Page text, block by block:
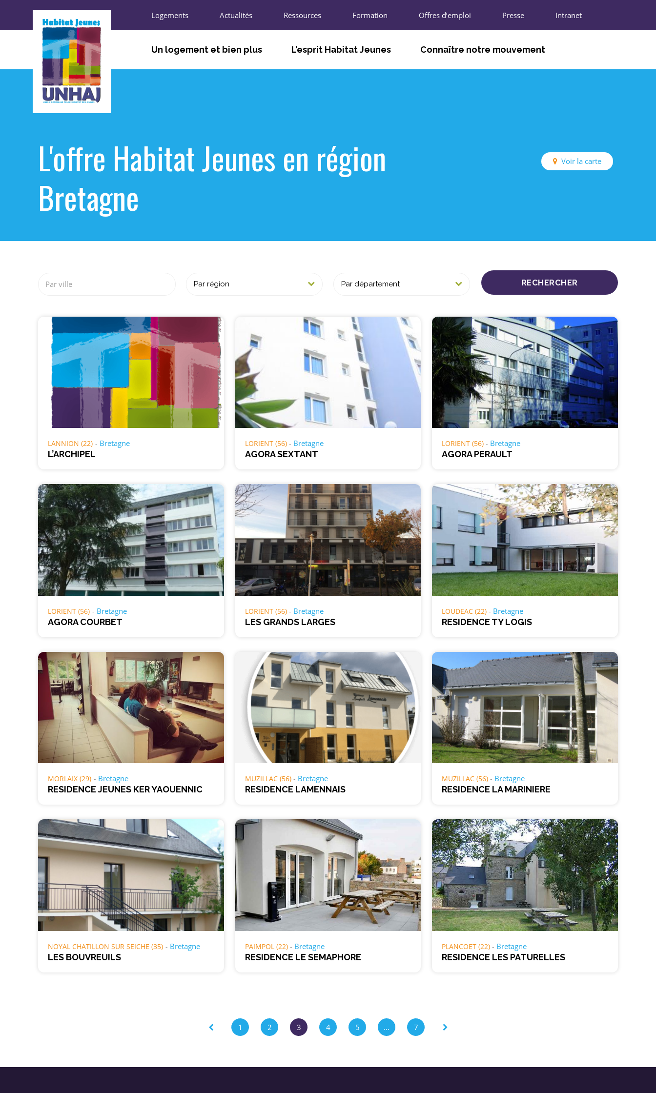
Logements Actualités Ressources Formation Offres d’emploi Presse Intranet
Un logement et bien plus
S’ENGAGER, DÉCOUVRIR
L’esprit Habitat Jeunes
PARTICIPER À LA VIE LOCALE ET
ÉCONOMIQUE
Connaître notre mouvement
L'offre Habitat Jeunes en région
Bretagne
Voir la carte
Par ville RECHERCHER
LANNION (22) Bretagne
L’ARCHIPEL
LORIENT (56) Bretagne
AGORA SEXTANT
LORIENT (56) Bretagne
AGORA PERAULT
LORIENT (56) Bretagne
AGORA COURBET
LORIENT (56) Bretagne
LES GRANDS LARGES
LOUDEAC (22) Bretagne
RESIDENCE TY LOGIS
MORLAIX (29) Bretagne
RESIDENCE JEUNES KER YAOUENNIC
MUZILLAC (56) Bretagne
RESIDENCE LAMENNAIS
MUZILLAC (56) Bretagne
RESIDENCE LA MARINIERE
NOYAL CHATILLON SUR SEICHE (35) Bretagne
LES BOUVREUILS
PAIMPOL (22) Bretagne
RESIDENCE LE SEMAPHORE
PLANCOET (22) Bretagne
RESIDENCE LES PATURELLES
1 2 3 4 5 … 7